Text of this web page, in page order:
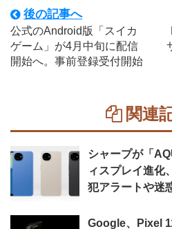
後の記事へ
公式のAndroid版「スイカ
ゲーム」が4月中旬に配信
開始へ。事前登録受付開始
関連
シャープが「
ィスプレイ進化
犯アラートや迷
Google、Pixel